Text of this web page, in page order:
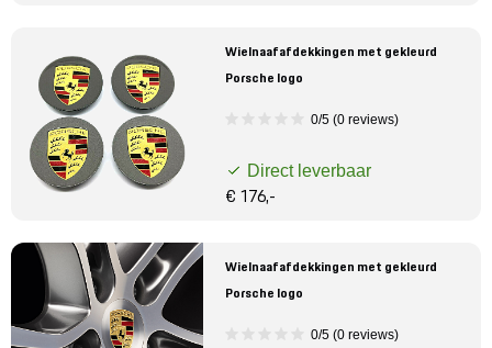
Wielnaafafdekkingen met gekleurd
Porsche logo
0/5 (0 reviews)
Direct leverbaar
€ 176,-
Wielnaafafdekkingen met gekleurd
Porsche logo
0/5 (0 reviews)